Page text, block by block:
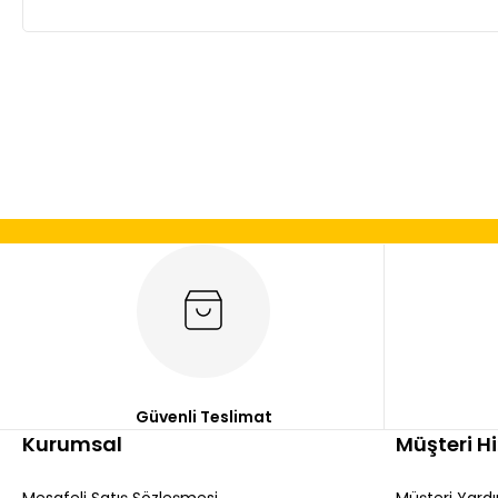
Ürün bilgilerinde hatalar bulunuyor.
Bu ürüne benzer farklı alternatifler olmalı.
Güvenli Teslimat
Kurumsal Müşteri